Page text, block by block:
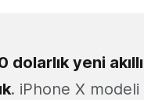
dolarlık yeni
. iPhone X